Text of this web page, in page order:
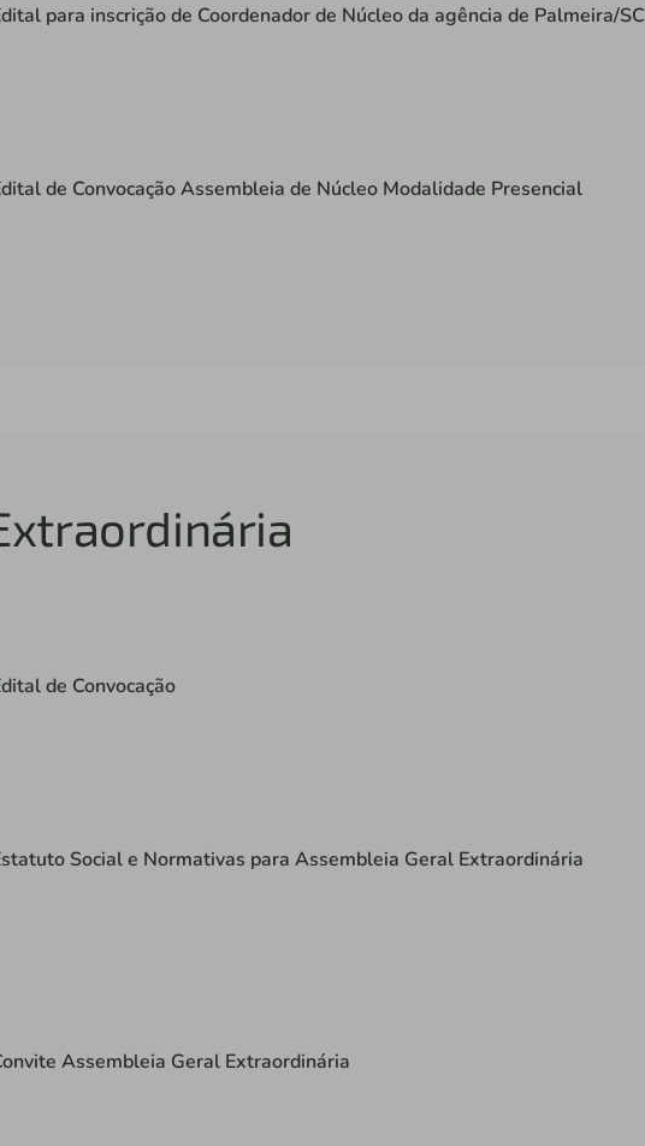
para inscrição de Coordenador de Núcleo da agência de Palmeira/SC
de Convocação Assembleia de Núcleo Modalidade Presencial
de Convocação
Social e Normativas para Assembleia Geral Extraordinária
Assembleia Geral Extraordinária